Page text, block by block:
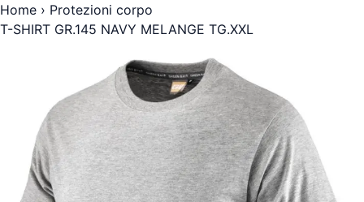
Home › Protezioni corpo
T-SHIRT GR.145 NAVY MELANGE TG.XXL